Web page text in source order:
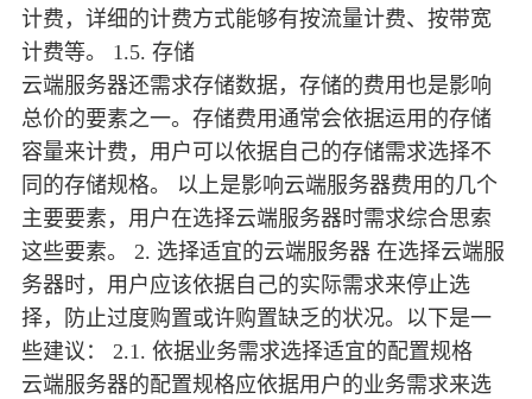
计费，详细的计费方式能够有按流量计费、按带宽
计费等。 1.5. 存储
云端服务器还需求存储数据，存储的费用也是影响
总价的要素之一。存储费用通常会依据运用的存储
容量来计费，用户可以依据自己的存储需求选择不
同的存储规格。 以上是影响云端服务器费用的几个
主要要素，用户在选择云端服务器时需求综合思索
这些要素。 2. 选择适宜的云端服务器 在选择云端服
务器时，用户应该依据自己的实际需求来停止选
择，防止过度购置或许购置缺乏的状况。以下是一
些建议： 2.1. 依据业务需求选择适宜的配置规格
云端服务器的配置规格应依据用户的业务需求来选